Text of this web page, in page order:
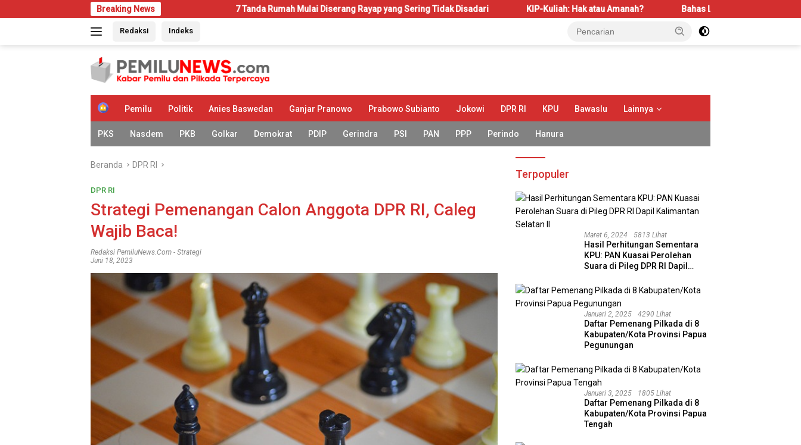
ke
Breaking News 7 Tanda Rumah Mulai Diserang Rayap yang Sering Tidak Disadari KIP-Kuliah: Hak atau Amanah? Bahas LBS dan LP2B, REI Kalbar Dorong
Redaksi Indeks
H
m
e
Pemilu Politik Anies Baswedan Ganjar Pranowo Prabowo Subianto Jokowi DPR RI KPU Bawaslu Lainnya
PKS Nasdem PKB Golkar Demokrat PDIP Gerindra PSI PAN PPP Perindo Hanura
Beranda DPR RI
DPR RI
Strategi Pemenangan Calon Anggota DPR RI, Caleg
Wajib Baca!
Redaksi PemiluNews.com - Strategi
Juni 18, 2023
Terpopuler
Maret 6, 2024 5813 Lihat
Hasil Perhitungan Sementara
KPU: PAN Kuasai Perolehan
Suara di Pileg DPR RI Dapil
Januari 2, 2025 4290 Lihat
Daftar Pemenang Pilkada di 8
Kabupaten/Kota Provinsi Papua
Pegunungan
Januari 3, 2025 1805 Lihat
Daftar Pemenang Pilkada di 8
Kabupaten/Kota Provinsi Papua
Tengah